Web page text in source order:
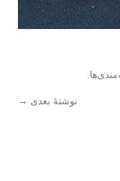
نوشتهٔ بعدی →